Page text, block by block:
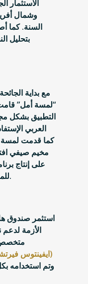
وشمال
السنة. كما
بتحليل
مع بداية
“لمسة أمل”
التطبيق بشكل
العربي
كما قدمت لمسة
مخيم صيفي
على إنتاج
للمدارس و الذي سيتم إطلاقه قريبًا.
استثمر صندوق
الأزمة لدعم
متخصصٌ
(ايفينتوس
وتم استخدامه